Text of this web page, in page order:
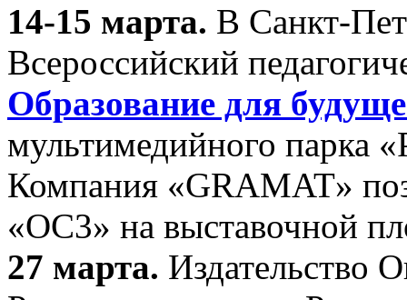
14-15 марта. В Санкт-
Всероссийский
Образование для
мультимедийного
Компания «GRAMAT»
«ОС3» на выставочной
27 марта. Издательство